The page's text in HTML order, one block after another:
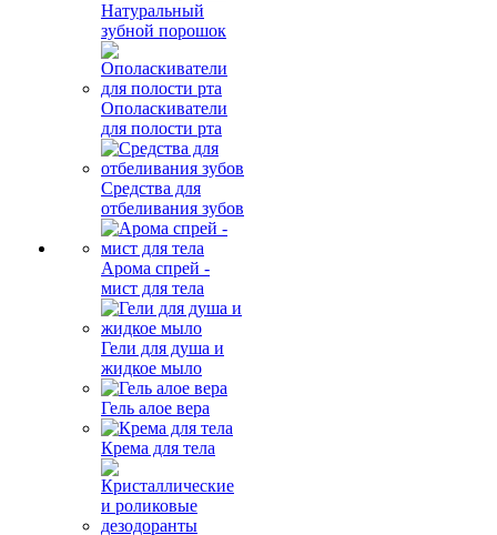
Натуральный
зубной порошок
Ополаскиватели
для полости рта
Средства для
отбеливания зубов
Арома спрей -
мист для тела
Гели для душа и
жидкое мыло
Гель алое вера
Крема для тела